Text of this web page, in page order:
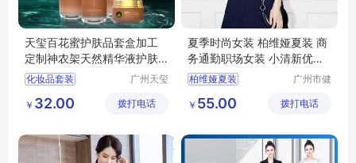
天玺百花蜜护肤品套盒加工
定制神农架天然精华液护肤
套装OEM代工
化妆品套装
化妆品OEM
护肤品套盒
广州天玺
有限公司
￥ 32.00 拨打电话
夏季时尚女装 柏维娅夏装 商
务通勤职场女装 小清新优雅
女人风格
柏维娅夏装
小清新优雅女人风格
广州市健
限公司
￥ 55.00 拨打电话